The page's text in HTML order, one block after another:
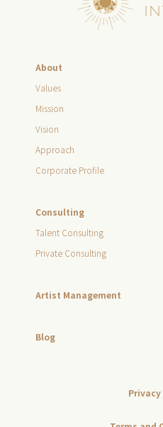
About
Values
Mission
Vision
Approach
Corporate Profile
Consulting
Talent Consulting
Private Consulting
Artist Management
Blog